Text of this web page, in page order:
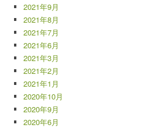
2021年9月
2021年8月
2021年7月
2021年6月
2021年3月
2021年2月
2021年1月
2020年10月
2020年9月
2020年6月